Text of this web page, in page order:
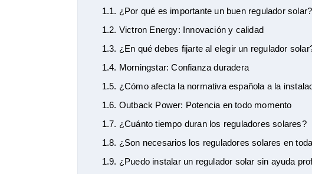
1.1. ¿Por qué es importante un buen regulador solar?
1.2. Victron Energy: Innovación y calidad
1.3. ¿En qué debes fijarte al elegir un regulador
1.4. Morningstar: Confianza duradera
1.5. ¿Cómo afecta la normativa española a la
1.6. Outback Power: Potencia en todo momento
1.7. ¿Cuánto tiempo duran los reguladores solares?
1.8. ¿Son necesarios los reguladores solares en
1.9. ¿Puedo instalar un regulador solar sin ayuda